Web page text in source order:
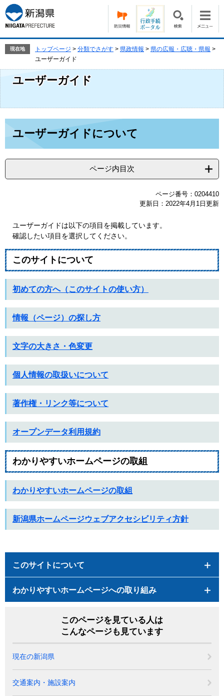
ー
ジ
の
で
す。
ニ
ュ
ー
ば
し
て
本
文
へ
現在地 トップページ > 分類でさがす > 県政情報 > 県の広報・広聴・県報 >
ユーザーガイド
ユーザーガイド
ユーザーガイドについて
ページ内目次
ページ番号：0204410
更新日：2022年4月1日更新
ユーザーガイドは以下の項目を掲載しています。
確認したい項目を選択してください。
このサイトについて
初めての方へ（このサイトの使い方）
情報（ページ）の探し方
文字の大きさ・色変更
個人情報の取扱いについて
著作権・リンク等について
オープンデータ利用規約
わかりやすいホームページの取組
わかりやすいホームページの取組
新潟県ホームページウェブアクセシビリティ方針
このサイトについて
わかりやすいホームページへの取り組み
このページを見ている人は
こんなページも見ています
現在の新潟県
交通案内・施設案内